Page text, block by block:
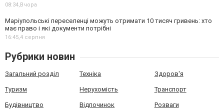
08:34,Вчора
Маріупольські переселенці можуть отримати 10 тисяч гривень: хто
має право і які документи потрібні
16:45,4 серпня
Рубрики новин
Загальний розділ Техніка Здоров'я
Туризм Нерухомість Транспорт
Будівництво Відпочинок Розваги